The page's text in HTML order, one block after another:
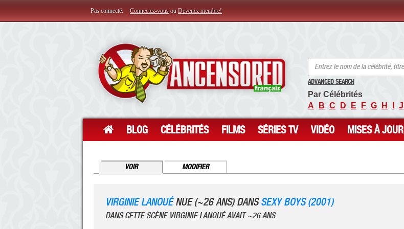
Pas connecté. Connectez-vous ou Devenez membre!
ADVANCED SEARCH
Par Célébrités
A
B C D E F G H J
BLOG CÉLÉBRITÉS FILMS SÉRIES TV VIDÉO MISES À JOUR
VOIR MODIFIER
VIRGINIE LANOUÉNUE (~26 ANS) DANSSEXY BOYS (2001)
DANS CETTE SCÈNE VIRGINIE LANOUÉ AVAIT ~26 ANS